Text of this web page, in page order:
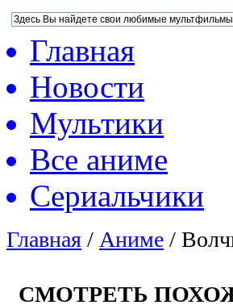
Главная
Новости
Мультики
Все аниме
Сериальчики
Главная / Аниме /
СМОТРЕТЬ